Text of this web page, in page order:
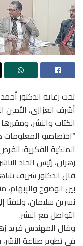
تحت رعاية الدكتور
أشرف العزازي،
الكتاب والنشر،
“اختصاصيو المعلومات
الملكية الفكرية:
زهران، رئيس اتحاد
قال الدكتور شريف
بين الوضوح
نسرين سليمان،
التواصل مع البشر.
وقال المهندس فريد
في تطوير صناعة